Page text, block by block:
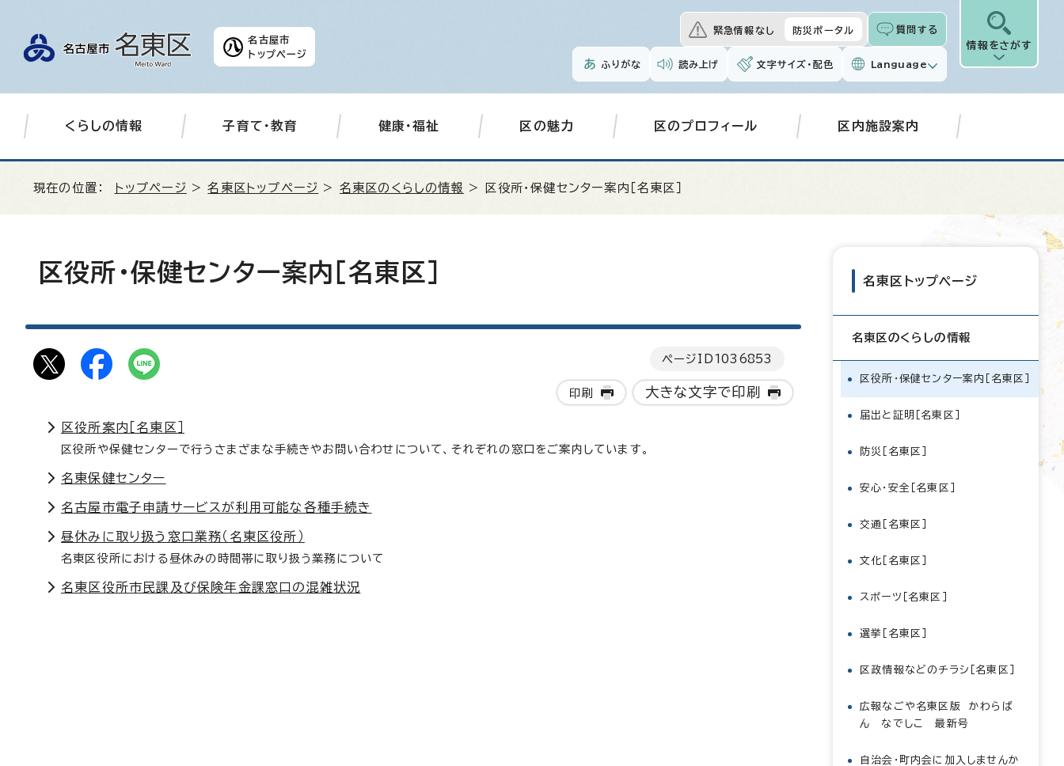
名古屋市
トップページ
緊急情報なし 防災ポータル 質問する
ふりがな 読み上げ 文字サイズ・配色 Language
情報をさがす
くらしの情報 子育て・教育 健康・福祉 区の魅力 区のプロフィール 区内施設案内
現在の位置： トップページ >名東区トップページ > 名東区のくらしの情報 > 区役所・保健センター案内［名東区］
区役所・保健センター案内［名東区］
ページID 1036853
印刷 大きな文字で印刷
区役所案内［名東区］
区役所や保健センターで行うさまざまな手続きやお問い合わせについて、それぞれの窓口をご案内しています。
名東保健センター
名古屋市電子申請サービスが利用可能な各種手続き
昼休みに取り扱う窓口業務（名東区役所）
名東区役所における昼休みの時間帯に取り扱う業務について
名東区役所市民課及び保険年金課窓口の混雑状況
名東区トップページ
名東区のくらしの情報
区役所・保健センター案内［名東区］
届出と証明［名東区］
防災［名東区］
安心・安全［名東区］
交通［名東区］
文化［名東区］
スポーツ［名東区］
選挙［名東区］
区政情報などのチラシ［名東区］
広報なごや名東区版 かわらば
ん なでしこ 最新号
自治会・町内会に加入しませんか